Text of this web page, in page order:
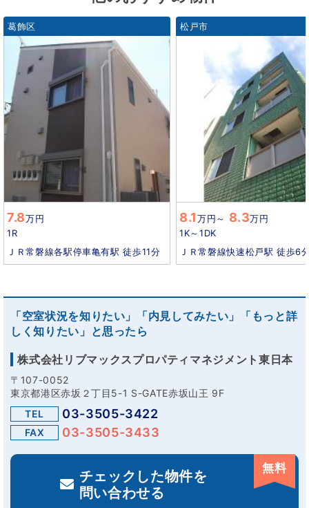
葛飾区
7.8万円
1R
ＪＲ常磐線各駅停車亀有駅 徒歩11分
松戸市
8.1万円～ 8.3万円
1K～1DK
ＪＲ常磐線快速松戸駅 徒歩6
「空室状況を知りたい」「内見してみたい」「もっと詳
しく知りたい」と思ったら
株式会社リブマックスプロパティマネジメント東日本
〒107-0052
東京都港区赤坂２丁目5-1 S-GATE赤坂山王 9F
TEL
03-3505-3422
FAX 03-3505-3433
チェックした物件を
問い合わせる
無料